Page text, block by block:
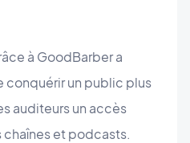
à GoodBarber a
conquérir un public plus
auditeurs un accès
et podcasts.